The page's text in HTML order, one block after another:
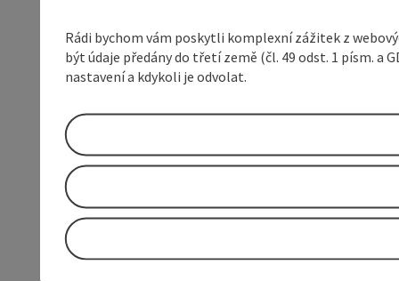
Rádi bychom vám poskytli komplexní zážitek z
být údaje předány do třetí země (čl. 49 odst. 1 písm.
nastavení a kdykoli je odvolat.